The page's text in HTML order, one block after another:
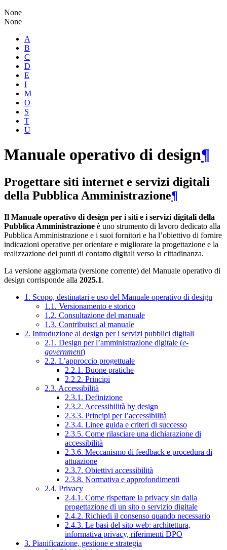
None
None
A
B
C
D
E
I
M
O
S
T
U
Manuale operativo di design¶
Progettare siti internet e servizi digitali
della Pubblica Amministrazione¶
Il Manuale operativo di design per i siti e i servizi digitali della
Pubblica Amministrazione è uno strumento di lavoro dedicato alla
Pubblica Amministrazione e i suoi fornitori e ha l’obiettivo di fornire
indicazioni operative per orientare e migliorare la progettazione e la
realizzazione dei punti di contatto digitali verso la cittadinanza.
La versione aggiornata (versione corrente) del Manuale operativo di
design corrisponde alla 2025.1.
1. Scopo, destinatari e uso del Manuale operativo di design
1.1. Versionamento e storico
1.2. Consultazione del manuale
1.3. Contribuisci al manuale
2. Introduzione al design per i servizi pubblici digitali
2.1. Design per l’amministrazione digitale (e-
government)
2.2. L’approccio progettuale
2.2.1. Buone pratiche
2.2.2. Principi
2.3. Accessibilità
2.3.1. Definizione
2.3.2. Accessibilità by design
2.3.3. Principi per l’accessibilità
2.3.4. Linee guida e criteri di successo
2.3.5. Come rilasciare una dichiarazione di
accessibilità
2.3.6. Meccanismo di feedback e procedura di
attuazione
2.3.7. Obiettivi accessibilità
2.3.8. Normativa e approfondimenti
2.4. Privacy
2.4.1. Come rispettare la privacy sin dalla
progettazione di un sito o servizio digitale
2.4.2. Richiedi il consenso quando necessario
2.4.3. Le basi del sito web: architettura,
informativa privacy, riferimenti DPO
3. Pianificazione, gestione e strategia